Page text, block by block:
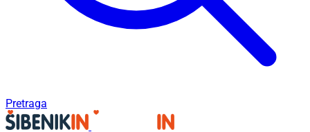
Pretraga